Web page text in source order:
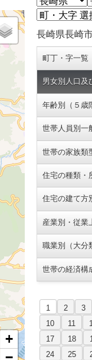
+
長崎県長崎
町丁・字一覧
男女別人口及
年齢別（５歳
世帯人員別一
世帯の家族類
住宅の種類・
住宅の建て方
産業別・従業
職業別（大分
世帯の経済構
1 2 3
10
11
17
18
24
25